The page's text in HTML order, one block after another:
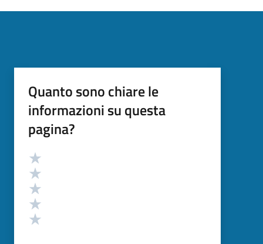
Quanto sono chiare le
informazioni su questa
pagina?
Valutazione